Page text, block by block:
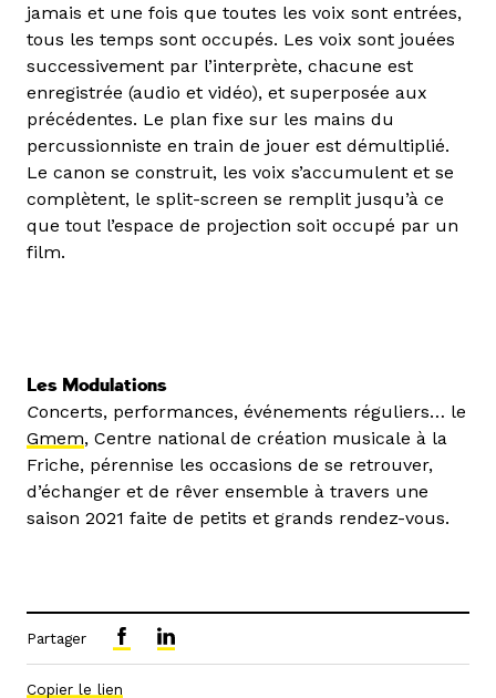
jamais et une fois que toutes les voix sont entrées,
tous les temps sont occupés. Les voix sont jouées
successivement par l’interprète, chacune est
enregistrée (audio et vidéo), et superposée aux
précédentes. Le plan fixe sur les mains du
percussionniste en train de jouer est démultiplié.
Le canon se construit, les voix s’accumulent et se
complètent, le split-screen se remplit jusqu’à ce
que tout l’espace de projection soit occupé par un
film.
Les Modulations
Concerts, performances, événements réguliers… le
Gmem, Centre national de création musicale à la
Friche, pérennise les occasions de se retrouver,
d’échanger et de rêver ensemble à travers une
saison 2021 faite de petits et grands rendez-vous.
Partager
Copier le lien